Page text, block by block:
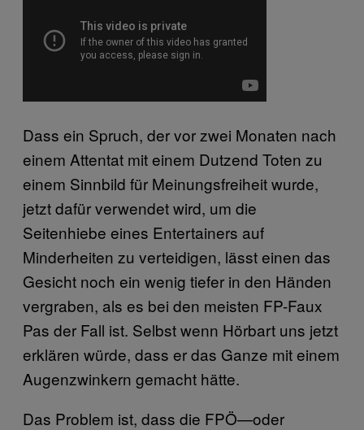
Dass ein Spruch, der vor zwei Monaten nach
einem Attentat mit einem Dutzend Toten zu
einem Sinnbild für Meinungsfreiheit wurde,
jetzt dafür verwendet wird, um die
Seitenhiebe eines Entertainers auf
Minderheiten zu verteidigen, lässt einen das
Gesicht noch ein wenig tiefer in den Händen
vergraben, als es bei den meisten FP-Faux
Pas der Fall ist. Selbst wenn Hörbart uns jetzt
erklären würde, dass er das Ganze mit einem
Augenzwinkern gemacht hätte.
Das Problem ist, dass die FPÖ—oder